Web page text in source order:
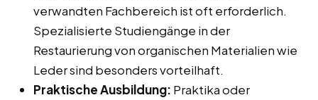
verwandten Fachbereich ist oft erforderlich.
Spezialisierte Studiengänge in der
Restaurierung von organischen Materialien wie
Leder sind besonders vorteilhaft.
Praktische Ausbildung: Praktika oder